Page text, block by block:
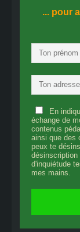
... pour
En
échange de
contenus
ainsi que des
peux te
d'inquiétude
mes mains.